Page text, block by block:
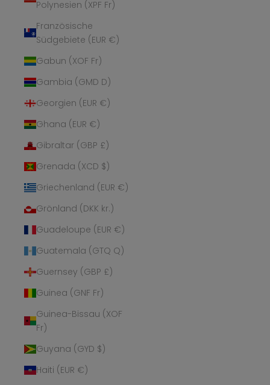
Polynesien (XPF Fr)
Französische
Südgebiete (EUR €)
Gabun (XOF Fr)
Gambia (GMD D)
Georgien (EUR €)
Ghana (EUR €)
Gibraltar (GBP £)
Grenada (XCD $)
Griechenland (EUR €)
Grönland (DKK kr.)
Guadeloupe (EUR €)
Guatemala (GTQ Q)
Guernsey (GBP £)
Guinea (GNF Fr)
Guinea-Bissau (XOF
Fr)
Guyana (GYD $)
Haiti (EUR €)